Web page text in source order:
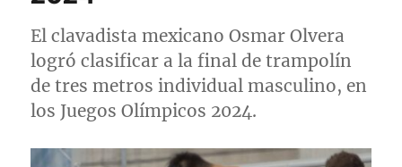
El clavadista mexicano Osmar Olvera
logró clasificar a la final de trampolín
de tres metros individual masculino, en
los Juegos Olímpicos 2024.